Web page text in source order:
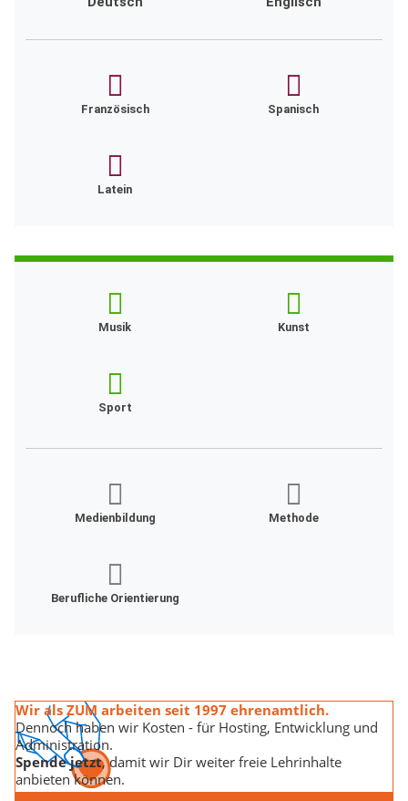
Französisch Spanisch
Latein
Musik Kunst
Sport
Medienbildung Methode
Berufliche Orientierung
Wir als ZUM arbeiten seit 1997 ehrenamtlich.
Dennoch haben wir Kosten - für Hosting, Entwicklung und
Administration.
Spende jetzt, damit wir Dir weiter freie Lehrinhalte
anbieten können.